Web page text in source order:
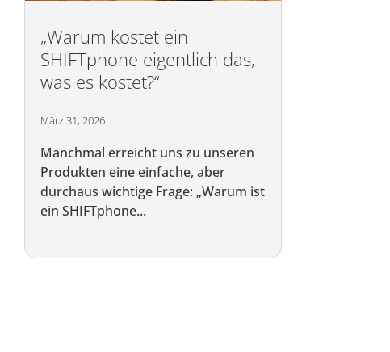
„Warum kostet ein
SHIFTphone eigentlich das,
was es kostet?“
März 31, 2026
Manchmal erreicht uns zu unseren
Produkten eine einfache, aber
durchaus wichtige Frage: „Warum ist
ein SHIFTphone...